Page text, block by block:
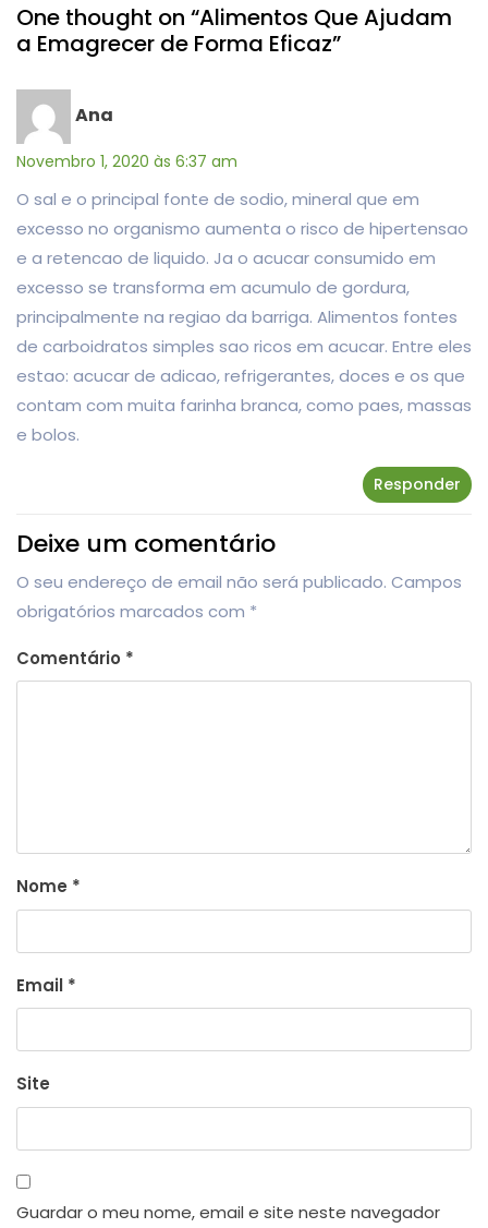
One thought on “Alimentos Que Ajudam
a Emagrecer de Forma Eficaz”
Ana
Novembro 1, 2020 às 6:37 am
O sal e o principal fonte de sodio, mineral que em
excesso no organismo aumenta o risco de hipertensao
e a retencao de liquido. Ja o acucar consumido em
excesso se transforma em acumulo de gordura,
principalmente na regiao da barriga. Alimentos fontes
de carboidratos simples sao ricos em acucar. Entre eles
estao: acucar de adicao, refrigerantes, doces e os que
contam com muita farinha branca, como paes, massas
e bolos.
Responder
Deixe um comentário
O seu endereço de email não será publicado. Campos
obrigatórios marcados com *
Comentário *
Nome *
Email *
Site
Guardar o meu nome, email e site neste navegador